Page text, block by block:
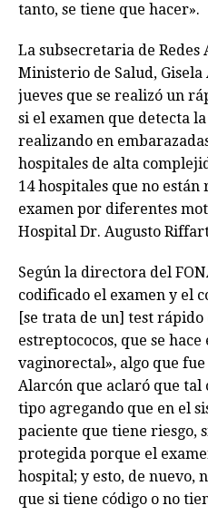
tanto, se tiene que hacer».
La subsecretaria de Redes
Ministerio de Salud,
jueves que se realizó un
si el examen que detecta
realizando en
hospitales de alta
14 hospitales que no
examen por diferentes
Hospital Dr. Augusto
Según la directora del
codificado el examen y el
[se trata de un] test rápido
estreptococos, que se
vaginorectal», algo que
Alarcón que aclaró que
tipo agregando que en el
paciente que tiene riesgo,
protegida porque el
hospital; y esto, de nuevo,
que si tiene código o no